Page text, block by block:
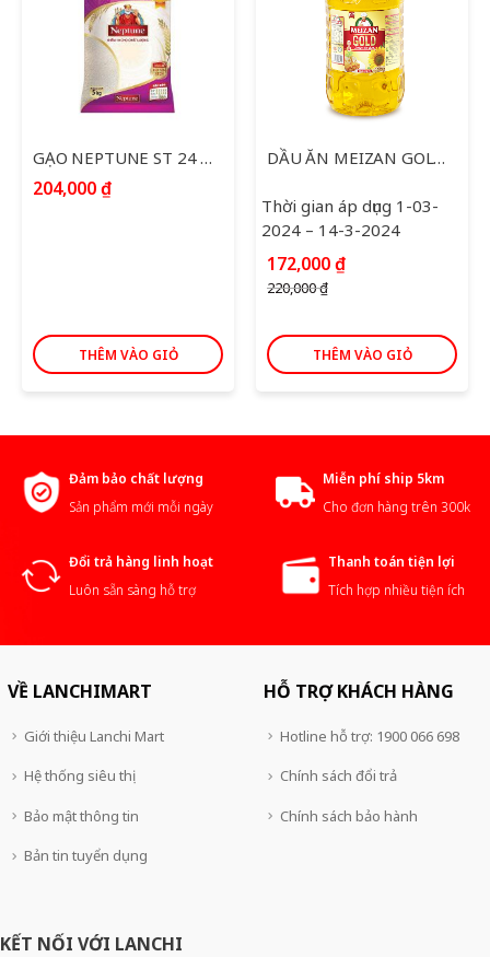
GẠO NEPTUNE ST 24 TÚI 5KG
204,000₫
THÊM VÀO GIỎ
DẦU ĂN MEIZAN GOLD 5L
Thời gian áp dụng 1-03-
2024 – 14-3-2024
220,000₫
Giá
gốc
là:
172,000₫Giá
172,000 ₫.
THÊM VÀO GIỎ
Đảm bảo chất lượng
Sản phẩm mới mỗi ngày
Miễn phí ship 5km
Cho đơn hàng trên 300k
Đổi trả hàng linh hoạt
Luôn sẵn sàng hỗ trợ
Thanh toán tiện lợi
Tích hợp nhiều tiện ích
VỀ LANCHIMART
Giới thiệu Lanchi Mart
Hệ thống siêu thị
Bảo mật thông tin
Bản tin tuyển dụng
HỖ TRỢ KHÁCH HÀNG
Hotline hỗ trợ: 1900 066 698
Chính sách đổi trả
Chính sách bảo hành
KẾT NỐI VỚI LANCHI